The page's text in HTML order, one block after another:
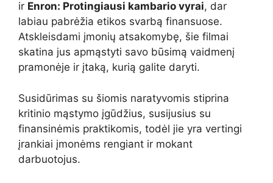
ir Enron: Protingiausi kambario vyrai, dar
labiau pabrėžia etikos svarbą finansuose.
Atskleisdami įmonių atsakomybę, šie filmai
skatina jus apmąstyti savo būsimą vaidmenį
pramonėje ir įtaką, kurią galite daryti.
Susidūrimas su šiomis naratyvomis stiprina
kritinio mąstymo įgūdžius, susijusius su
finansinėmis praktikomis, todėl jie yra vertingi
įrankiai įmonėms rengiant ir mokant
darbuotojus.